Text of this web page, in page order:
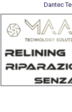
Dantec